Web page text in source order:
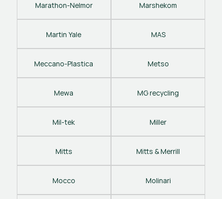
Marathon-Nelmor Marshekom
Martin Yale MAS
Meccano-Plastica Metso
Mewa MG recycling
Mil-tek Miller
Mitts Mitts & Merrill
Mocco Molinari